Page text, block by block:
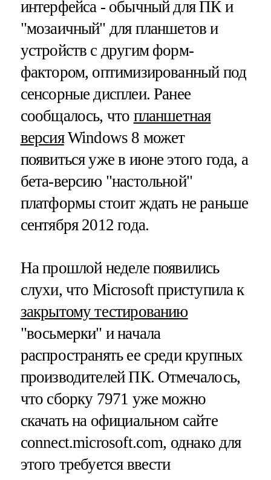
интерфейса - обычный для ПК и
"мозаичный" для планшетов и
устройств с другим форм-
фактором, оптимизированный под
сенсорные дисплеи. Ранее
сообщалось, что планшетная
версияWindows 8 может
появиться уже в июне этого года, а
бета-версию "настольной"
платформы стоит ждать не раньше
сентября 2012 года.
На прошлой неделе появились
слухи, что Microsoft приступила к
закрытому тестированию
"восьмерки" и начала
распространять ее среди крупных
производителей ПК. Отмечалось,
что сборку 7971 уже можно
скачать на официальном сайте
connect.microsoft.com, однако для
этого требуется ввести